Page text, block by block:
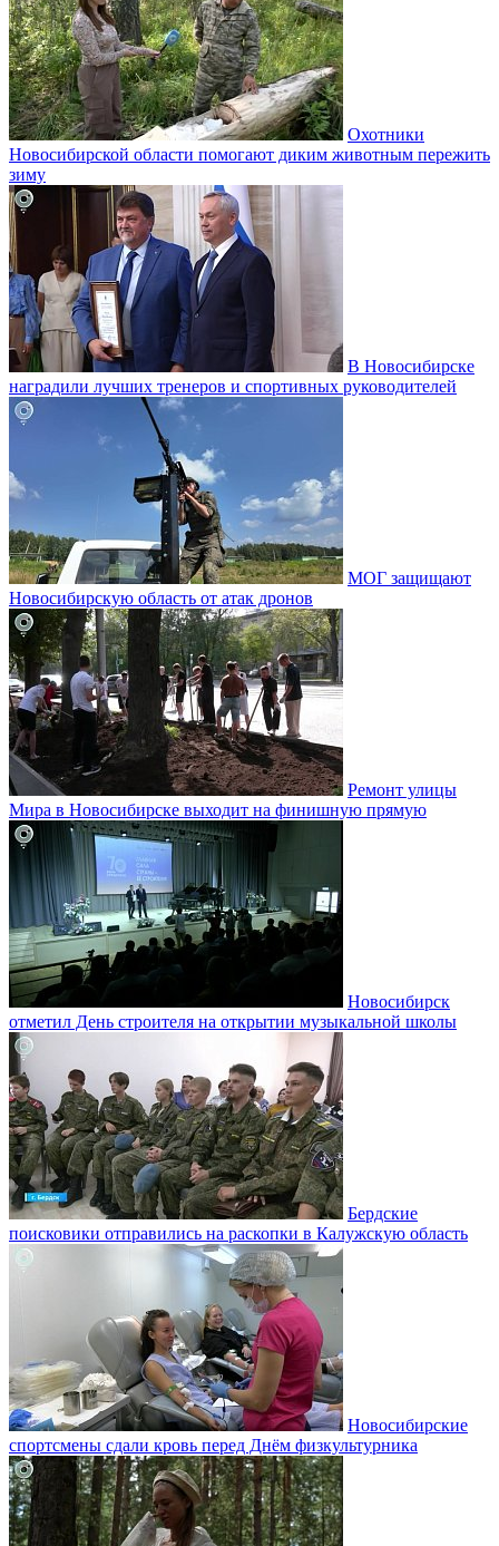
Охотники
Новосибирской области помогают диким животным пережить
зиму
В Новосибирске
наградили лучших тренеров и спортивных руководителей
МОГ защищают
Новосибирскую область от атак дронов
Ремонт улицы
Мира в Новосибирске выходит на финишную прямую
Новосибирск
отметил День строителя на открытии музыкальной школы
Бердские
поисковики отправились на раскопки в Калужскую область
Новосибирские
спортсмены сдали кровь перед Днём физкультурника